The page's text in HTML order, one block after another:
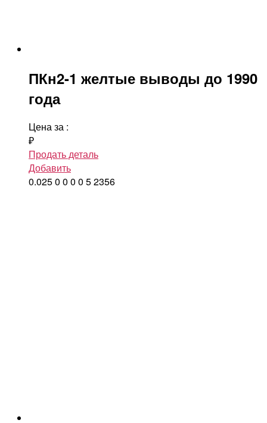
ПКн2-1 желтые выводы до 1990
года
Цена за :
₽
Продать деталь
Добавить
0.0250 0 0 0 52356